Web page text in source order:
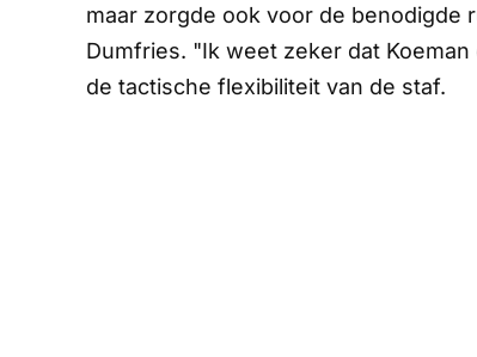
maar zorgde ook voor de benodigde
Dumfries. "Ik weet zeker dat
de tactische flexibiliteit van de staf.